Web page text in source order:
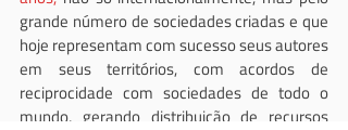
grande número de sociedades criadas e que
hoje representam com sucesso seus autores
em seus territórios, com acordos de
reciprocidade com sociedades de todo o
mundo, gerando distribuição de recursos